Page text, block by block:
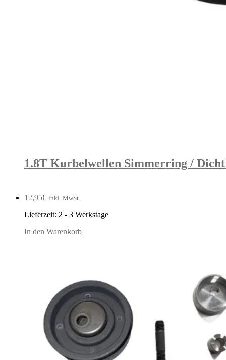
1.8T Kurbelwellen Simmerring /
12,95€ inkl. MwSt.
Lieferzeit: 2 - 3 Werkstage
In den Warenkorb